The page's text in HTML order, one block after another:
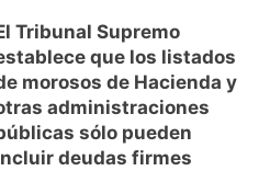
Tribunal Supremo
que los listados
morosos de Hacienda y
administraciones
sólo pueden
deudas firmes